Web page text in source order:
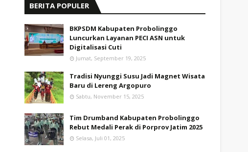
BERITA POPULER
BKPSDM Kabupaten Probolinggo
Luncurkan Layanan PECI ASN untuk
Digitalisasi Cuti
Jumat, September 19, 2025
Tradisi Nyunggi Susu Jadi Magnet Wisata
Baru di Lereng Argopuro
Sabtu, November 15, 2025
Tim Drumband Kabupaten Probolinggo
Rebut Medali Perak di Porprov Jatim 2025
Selasa, Juli 01, 2025